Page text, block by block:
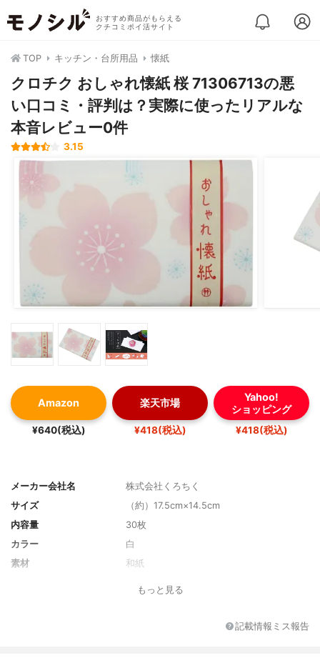
おすすめ商品がもらえる
クチコミポイ活サイト
TOP キッチン・台所用品 懐紙
クロチク おしゃれ懐紙 桜 71306713の悪
い口コミ・評判は？実際に使ったリアルな
本音レビュー0件
3.15
Amazon
¥640(税込)
楽天市場
¥418(税込)
Yahoo!
ショッピング
¥418(税込)
メーカー会社名
株式会社くろちく
サイズ
（約）17.5cm×14.5cm
内容量
30枚
カラー
白
素材
和紙
桜/和菓子/飴/黒猫/椿/花兎/菊/四季巡り/花
吹寄/紫陽花
もっと見る
記載情報ミス報告